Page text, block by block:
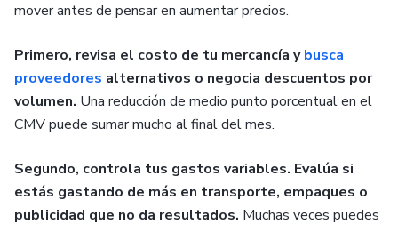
mover antes de pensar en aumentar precios.
Primero, revisa el costo de tu mercancía ybusca
proveedores alternativos o negocia descuentos por
volumen. Una reducción de medio punto porcentual en el
CMV puede sumar mucho al final del mes.
Segundo, controla tus gastos variables. Evalúa si
estás gastando de más en transporte, empaques o
publicidad que no da resultados. Muchas veces puedes